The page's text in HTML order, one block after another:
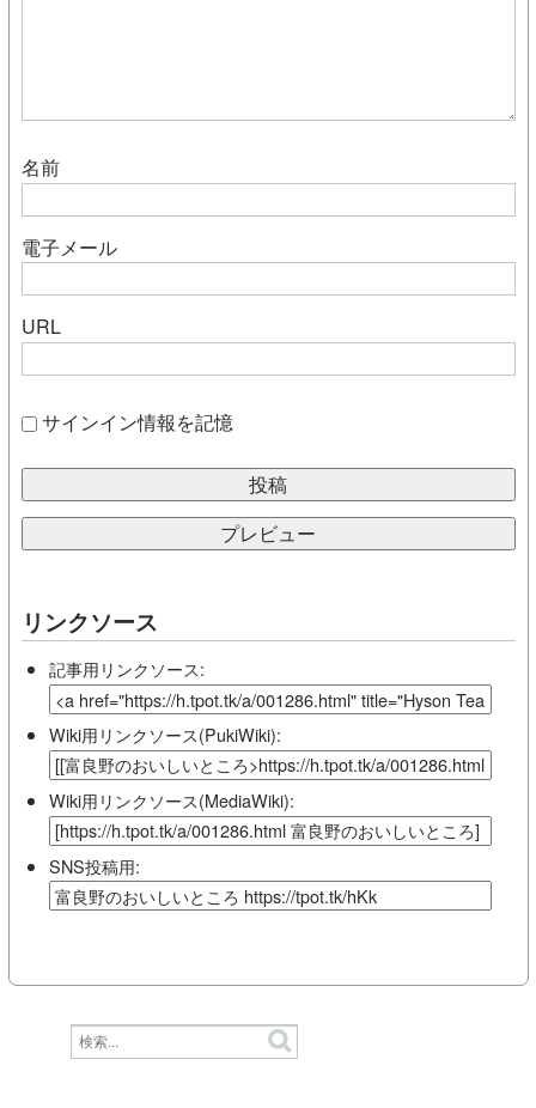
名前
電子メール
URL
サインイン情報を記憶
リンクソース
記事用リンクソース:
Wiki用リンクソース(PukiWiki):
Wiki用リンクソース(MediaWiki):
SNS投稿用: